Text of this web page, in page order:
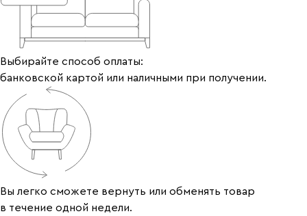
Выбирайте способ оплаты:
банковской картой или наличными при получении.
Вы легко сможете вернуть или обменять товар
в течение одной недели.